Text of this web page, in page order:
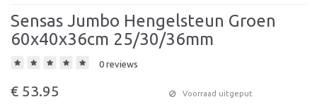
Sensas Jumbo Hengelsteun Groen
60x40x36cm 25/30/36mm
0 reviews
€ 53.95 Voorraad uitgeput